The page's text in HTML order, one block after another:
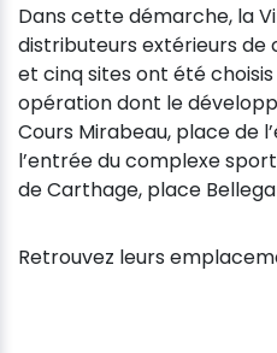
Dans cette démarche, la
distributeurs extérieurs de
et cinq sites ont été
opération dont le
Cours Mirabeau, place de
l’entrée du complexe
de Carthage, place
Retrouvez leurs